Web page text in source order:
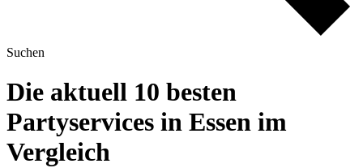
Suchen
Die aktuell 10 besten
Partyservices in Essen im
Vergleich